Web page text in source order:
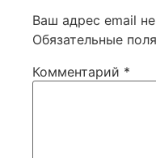
Ваш адрес email
Обязательные
Комментарий *